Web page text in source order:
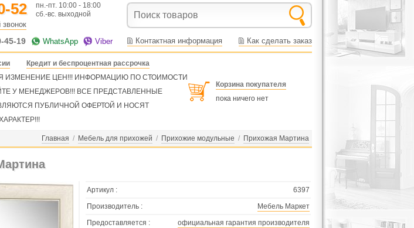
52
звонок
пн.-пт. 10:00 - 18:00
сб.-вс. выходной
45-19 WhatsApp Viber Контактная информация Как сделать заказ
Кредит и беспроцентная рассрочка
ИЗМЕНЕНИЕ ЦЕН!!! ИНФОРМАЦИЮ ПО СТОИМОСТИ
У МЕНЕДЖЕРОВ!!! ВСЕ ПРЕДСТАВЛЕННЫЕ
ПУБЛИЧНОЙ ОФЕРТОЙ И НОСЯТ
Корзина покупателя
пока ничего нет
Главная / Мебель для прихожей / Прихожие модульные / Прихожая Мартина
Артикул :
6397
Производитель :
Мебель Маркет
Предоставляется :
официальная гарантия производителя